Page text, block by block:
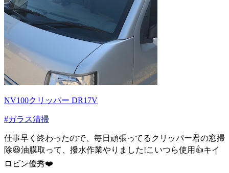
NV100クリッパー DR17V
#ガラス清掃
仕事早く終わったので、毎日頑張ってるクリッパー君の窓掃
除😆油膜取って、撥水作業やりました!こいつら使用👍キイ
ロビン優秀❤️